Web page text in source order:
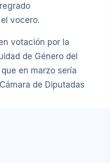
vocero.
votación por la
de Género del
en marzo sería
de Diputadas